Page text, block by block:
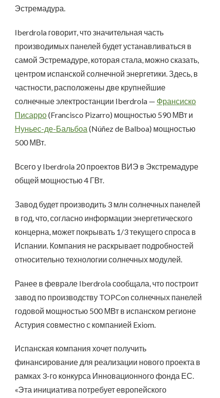
Эстремадура.
Iberdrola говорит, что значительная часть
производимых панелей будет устанавливаться в
самой Эстремадуре, которая стала, можно сказать,
центром испанской солнечной энергетики. Здесь, в
частности, расположены две крупнейшие
солнечные электростанции Iberdrola — Франсиско
Писарро(Francisco Pizarro) мощностью 590 МВт и
Нуньес-де-Бальбоа (Núñez de Balboa) мощностью
500 МВт.
Всего у Iberdrola 20 проектов ВИЭ в Экстремадуре
общей мощностью 4 ГВт.
Завод будет производить 3 млн солнечных панелей
в год, что, согласно информации энергетического
концерна, может покрывать 1/3 текущего спроса в
Испании. Компания не раскрывает подробностей
относительно технологии солнечных модулей.
Ранее в феврале Iberdrola сообщала, что построит
завод по производству TOPCon солнечных панелей
годовой мощностью 500 МВт в испанском регионе
Астурия совместно с компанией Exiom.
Испанская компания хочет получить
финансирование для реализации нового проекта в
рамках 3-го конкурса Инновационного фонда ЕС.
«Эта инициатива потребует европейского